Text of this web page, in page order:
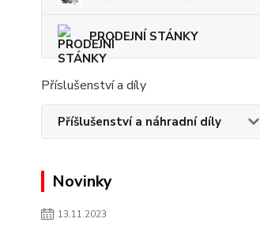
PRODEJNÍ STÁNKY
Příslušenství a díly
Příšlušenství a náhradní díly
Novinky
13.11.2023